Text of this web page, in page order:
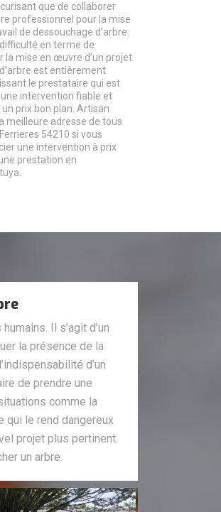
que de collaborer
professionnel pour la mise
de dessouchage d’arbre.
en terme de
la mise en œuvre d’un projet
est entièrement
le prestataire qui est
intervention fiable et
prix bon plan. Artisan
meilleure adresse de tous
54210 si vous
une intervention à prix
prestation en
Il s’agit d’un
la présence de la
d’un
de prendre une
comme la
qui le rend dangereux
projet plus pertinent.
un arbre.